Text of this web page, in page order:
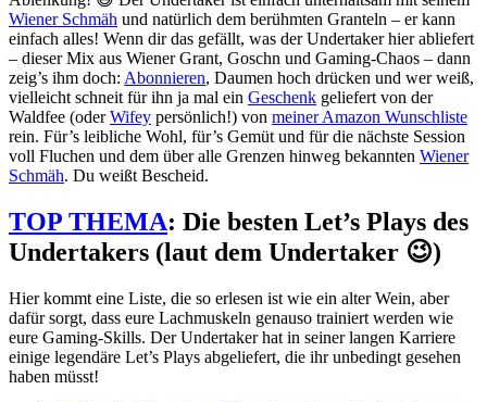
Wiener Schmäh und natürlich dem berühmten Granteln – er kann
einfach alles! Wenn dir das gefällt, was der Undertaker hier abliefert
– dieser Mix aus Wiener Grant, Goschn und Gaming-Chaos – dann
zeig’s ihm doch: Abonnieren, Daumen hoch drücken und wer weiß,
vielleicht schneit für ihn ja mal ein Geschenk geliefert von der
Waldfee (oderWifey persönlich!) von meiner Amazon Wunschliste
rein. Für’s leibliche Wohl, für’s Gemüt und für die nächste Session
voll Fluchen und dem über alle Grenzen hinweg bekannten Wiener
Schmäh. Du weißt Bescheid.
TOP THEMA: Die besten Let’s Plays des
Undertakers (laut dem Undertaker 😉)
Hier kommt eine Liste, die so erlesen ist wie ein alter Wein, aber
dafür sorgt, dass eure Lachmuskeln genauso trainiert werden wie
eure Gaming-Skills. Der Undertaker hat in seiner langen Karriere
einige legendäre Let’s Plays abgeliefert, die ihr unbedingt gesehen
haben müsst!